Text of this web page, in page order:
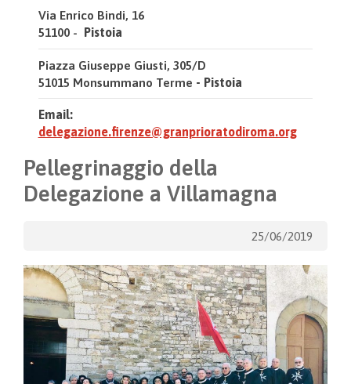
Via Enrico Bindi, 16
51100 - Pistoia
Piazza Giuseppe Giusti, 305/D
51015 Monsummano Terme - Pistoia
Email:
delegazione.firenze@granprioratodiroma.org
Pellegrinaggio della
Delegazione a Villamagna
25/06/2019